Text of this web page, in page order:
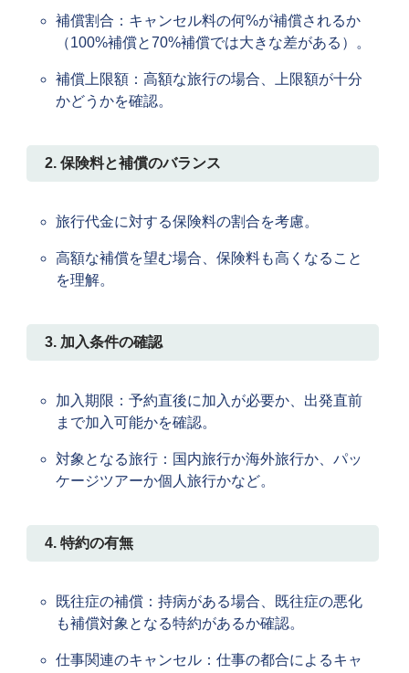
補償割合：キャンセル料の何%が補償されるか
（100%補償と70%補償では大きな差がある）。
補償上限額：高額な旅行の場合、上限額が十分
かどうかを確認。
2. 保険料と補償のバランス
旅行代金に対する保険料の割合を考慮。
高額な補償を望む場合、保険料も高くなること
を理解。
3. 加入条件の確認
加入期限：予約直後に加入が必要か、出発直前
まで加入可能かを確認。
対象となる旅行：国内旅行か海外旅行か、パッ
ケージツアーか個人旅行かなど。
4. 特約の有無
既往症の補償：持病がある場合、既往症の悪化
も補償対象となる特約があるか確認。
仕事関連のキャンセル：仕事の都合によるキャ